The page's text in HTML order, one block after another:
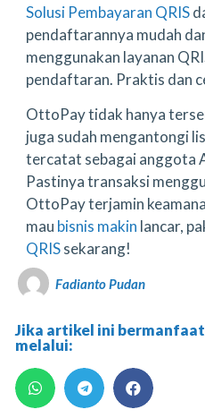
Solusi Pembayaran QRIS
pendaftarannya mudah
menggunakan layanan
pendaftaran. Praktis dan
OttoPay tidak hanya
juga sudah mengantongi
tercatat sebagai anggota
Pastinya transaksi
OttoPay terjamin
mau bisnis makin lancar,
QRISsekarang!
Fadianto Pudan
Jika artikel ini
melalui: